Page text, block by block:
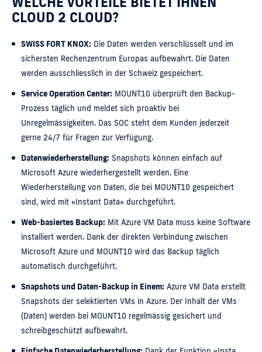
CLOUD 2 CLOUD?
SWISS FORT KNOX: Die Daten werden verschlüsselt und im
sichersten Rechenzentrum Europas aufbewahrt. Die Daten
werden ausschliesslich in der Schweiz gespeichert.
Service Operation Center: MOUNT10 überprüft den Backup-
Prozess täglich und meldet sich proaktiv bei
Unregelmässigkeiten. Das SOC steht dem Kunden jederzeit
gerne 24/7 für Fragen zur Verfügung.
Datenwiederherstellung: Snapshots können einfach auf
Microsoft Azure wiederhergestellt werden. Eine
Wiederherstellung von Daten, die bei MOUNT10 gespeichert
sind, wird mit «Instant Data» durchgeführt.
Web-basiertes Backup: Mit Azure VM Data muss keine Software
installiert werden. Dank der direkten Verbindung zwischen
Microsoft Azure und MOUNT10 wird das Backup täglich
automatisch durchgeführt.
Snapshots und Daten-Backup in Einem: Azure VM Data erstellt
Snapshots der selektierten VMs in Azure. Der Inhalt der VMs
(Daten) werden bei MOUNT10 regelmässig gesichert und
schreibgeschützt aufbewahrt.